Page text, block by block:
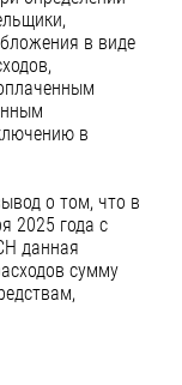
в виде
в
о том, что в
2025 года с
данная
сумму